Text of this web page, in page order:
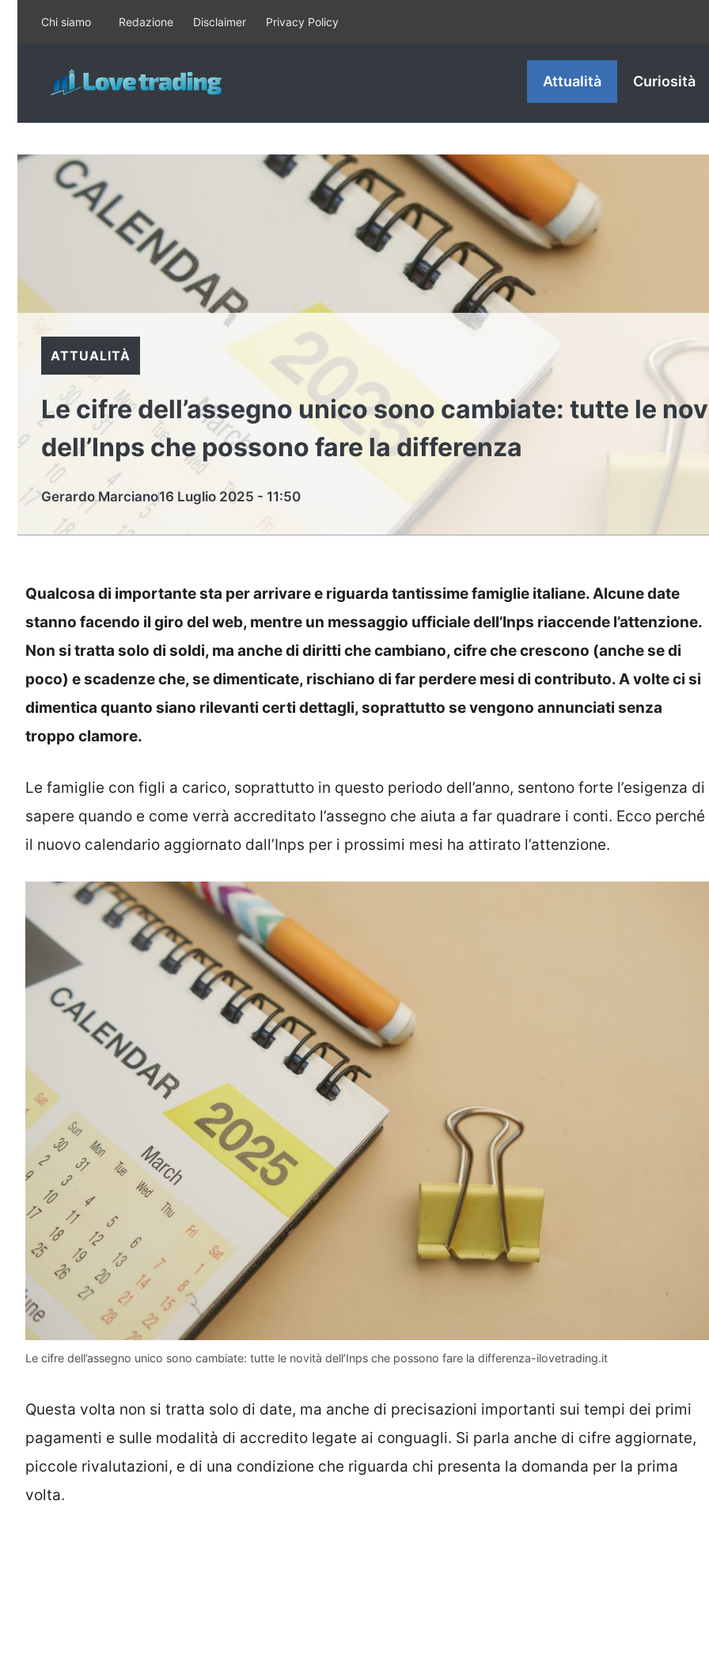
contenuto
Chi siamo Redazione Disclaimer Privacy Policy
Attualità Curiosità
ATTUALITÀ
Le cifre dell’assegno unico sono cambiate: tutte le
dell’Inps che possono fare la differenza
Gerardo Marciano16 Luglio 2025 - 11:50
Qualcosa di importante sta per arrivare e riguarda tantissime famiglie italiane. Alcune date
stanno facendo il giro del web, mentre un messaggio ufficiale dell’Inps riaccende l’attenzione.
Non si tratta solo di soldi, ma anche di diritti che cambiano, cifre che crescono (anche se di
poco) e scadenze che, se dimenticate, rischiano di far perdere mesi di contributo. A volte ci si
dimentica quanto siano rilevanti certi dettagli, soprattutto se vengono annunciati senza
troppo clamore.
Le famiglie con figli a carico, soprattutto in questo periodo dell’anno, sentono forte l’esigenza di
sapere quando e come verrà accreditato l’assegno che aiuta a far quadrare i conti. Ecco perché
il nuovo calendario aggiornato dall’Inps per i prossimi mesi ha attirato l’attenzione.
Le cifre dell’assegno unico sono cambiate: tutte le novità dell’Inps che possono fare la differenza-ilovetrading.it
Questa volta non si tratta solo di date, ma anche di precisazioni importanti sui tempi dei primi
pagamenti e sulle modalità di accredito legate ai conguagli. Si parla anche di cifre aggiornate,
piccole rivalutazioni, e di una condizione che riguarda chi presenta la domanda per la prima
volta.